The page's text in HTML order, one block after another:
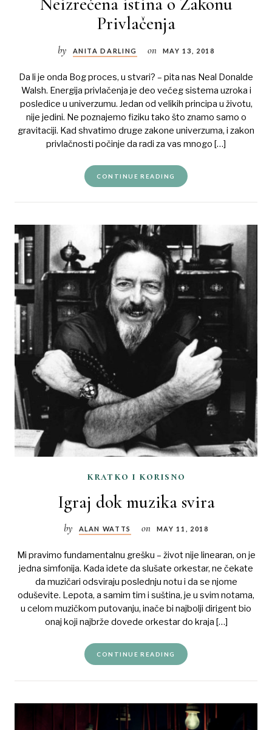
Privlačenja
by ANITA DARLING on MAY 13, 2018
Da li je onda Bog proces, u stvari? – pita nas Neal Donalde
Walsh. Energija privlačenja je deo većeg sistema uzroka i
posledice u univerzumu. Jedan od velikih principa u životu,
nije jedini. Ne poznajemo fiziku tako što znamo samo o
gravitaciji. Kad shvatimo druge zakone univerzuma, i zakon
privlačnosti počinje da radi za vas mnogo […]
CONTINUE READING
kratko i korisno
Igraj dok muzika svira
by ALAN WATTS on MAY 11, 2018
Mi pravimo fundamentalnu grešku – život nije linearan, on je
jedna simfonija. Kada idete da slušate orkestar, ne čekate
da muzičari odsviraju poslednju notu i da se njome
oduševite. Lepota, a samim tim i suština, je u svim notama,
u celom muzičkom putovanju, inače bi najbolji dirigent bio
onaj koji najbrže dovede orkestar do kraja […]
CONTINUE READING